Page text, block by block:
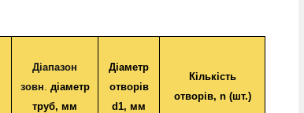
Діапазон
зовн. діаметр
труб, мм
Діаметр
отворів
d1, мм
Кількість
отворів, n (шт.)